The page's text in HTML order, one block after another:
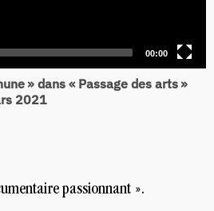
Total
duration
00:00
» dans « Passage des arts »
2021
passionnant ».